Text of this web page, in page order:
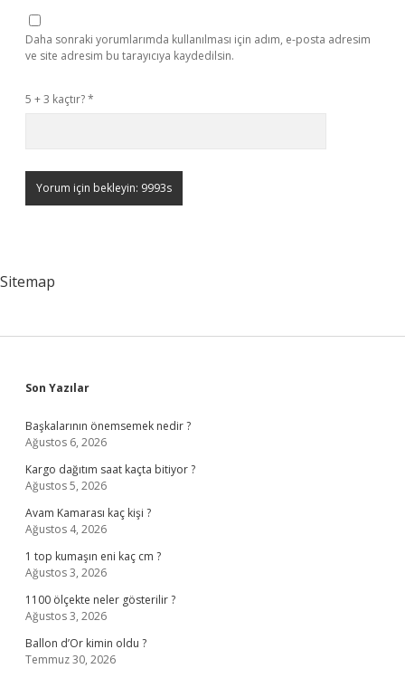
Daha sonraki yorumlarımda kullanılması için adım, e-posta adresim
ve site adresim bu tarayıcıya kaydedilsin.
5 + 3 kaçtır?*
Sitemap
Sidebar
Son Yazılar
Başkalarının önemsemek nedir ?
Ağustos 6, 2026
Kargo dağıtım saat kaçta bitiyor ?
Ağustos 5, 2026
Avam Kamarası kaç kişi ?
Ağustos 4, 2026
1 top kumaşın eni kaç cm ?
Ağustos 3, 2026
1100 ölçekte neler gösterilir ?
Ağustos 3, 2026
Ballon d’Or kimin oldu ?
Temmuz 30, 2026